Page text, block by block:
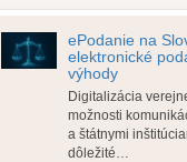
ePodanie na
elektronické
výhody
Digitalizácia
možnosti
a štátnymi
dôležité…